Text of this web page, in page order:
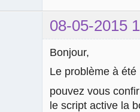
08-05-2015
Bonjour,
Le problème à été
pouvez vous
le script active la